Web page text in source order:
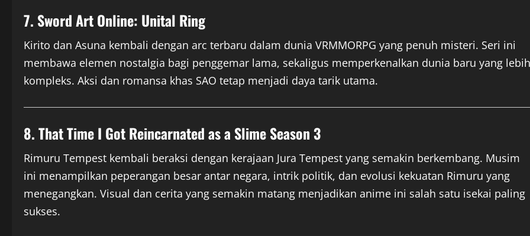
7. Sword Art Online: Unital Ring
Kirito dan Asuna kembali dengan arc terbaru dalam dunia VRMMORPG yang penuh misteri. Seri ini
membawa elemen nostalgia bagi penggemar lama, sekaligus memperkenalkan dunia baru yang lebih
kompleks. Aksi dan romansa khas SAO tetap menjadi daya tarik utama.
8. That Time I Got Reincarnated as a Slime Season 3
Rimuru Tempest kembali beraksi dengan kerajaan Jura Tempest yang semakin berkembang. Musim
ini menampilkan peperangan besar antar negara, intrik politik, dan evolusi kekuatan Rimuru yang
menegangkan. Visual dan cerita yang semakin matang menjadikan anime ini salah satu isekai paling
sukses.